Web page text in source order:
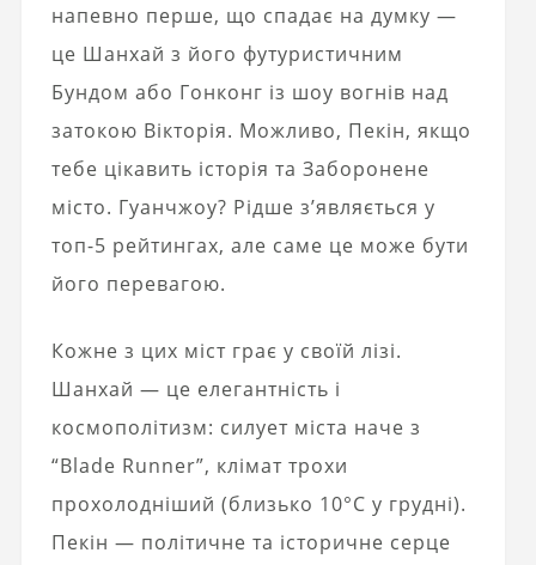
напевно перше, що спадає на думку —
це Шанхай з його футуристичним
Бундом або Гонконг із шоу вогнів над
затокою Вікторія. Можливо, Пекін, якщо
тебе цікавить історія та Заборонене
місто. Гуанчжоу? Рідше з’являється у
топ-5 рейтингах, але саме це може бути
його перевагою.
Кожне з цих міст грає у своїй лізі.
Шанхай — це елегантність і
космополітизм: силует міста наче з
“Blade Runner”, клімат трохи
прохолодніший (близько 10°C у грудні).
Пекін — політичне та історичне серце